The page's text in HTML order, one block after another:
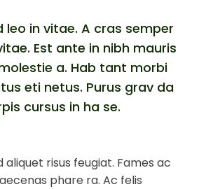
leo in vitae. A cras semper
Est ante in nibh mauris
a. Hab tant morbi
eti netus. Purus grav da
cursus in ha se.
aliquet risus feugiat. Fames ac
phare ra. Ac felis